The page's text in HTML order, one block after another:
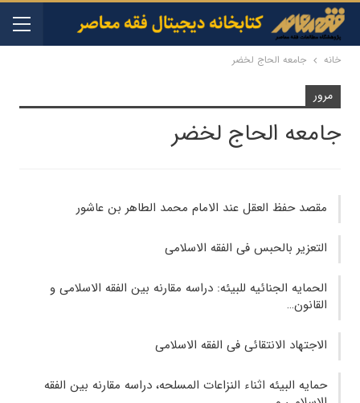
خانه جامعه الحاج لخضر
مرور
جامعه الحاج لخضر
مقصد حفظ العقل عند الامام محمد الطاهر بن عاشور
التعزیر بالحبس فی الفقه الاسلامی
الحمایه الجنائیه للبیئه: دراسه مقارنه بین الفقه الاسلامی و
القانون…
الاجتهاد الانتقائی فی الفقه الاسلامی
حمایه البیئه اثناء النزاعات المسلحه، دراسه مقارنه بین الفقه